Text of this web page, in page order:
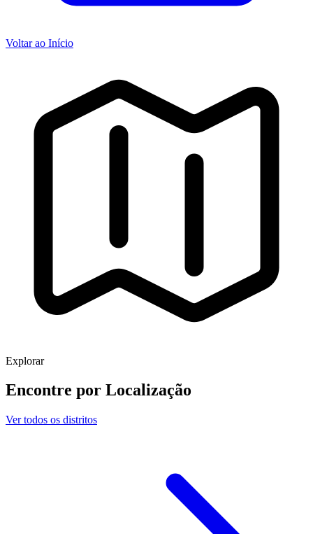
Voltar ao Início
Explorar
Encontre por Localização
Ver todos os distritos